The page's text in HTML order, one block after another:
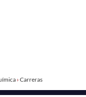
› Carreras